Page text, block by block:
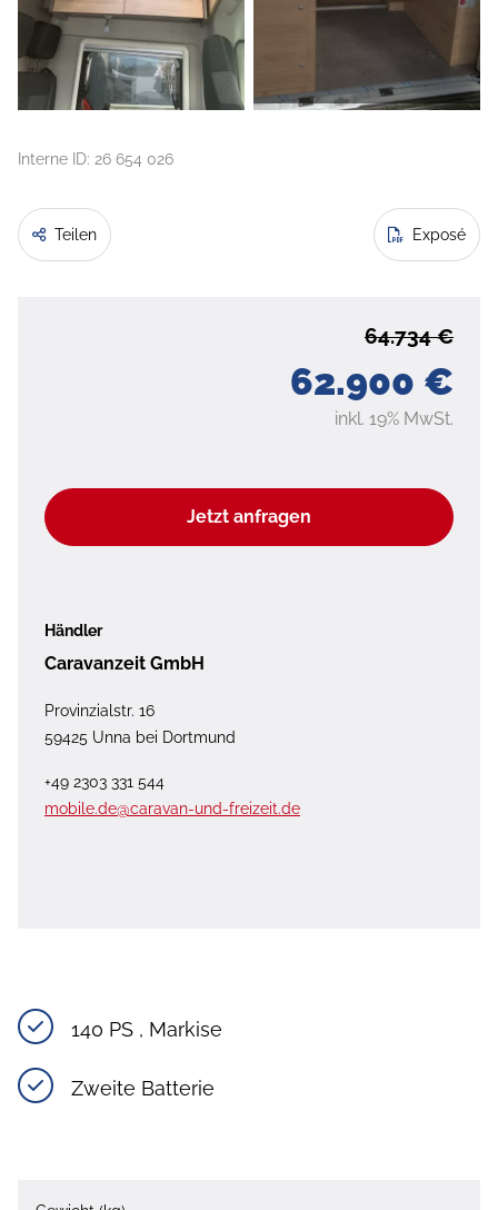
Interne ID: 26 654 026
Teilen Exposé
62.900 €
64.734 €
inkl. 19% MwSt.
Jetzt anfragen
Händler
Caravanzeit GmbH
Provinzialstr. 16
59425 Unna bei Dortmund
+49 2303 331 544
mobile.de@caravan-und-freizeit.de
140 PS , Markise
Zweite Batterie